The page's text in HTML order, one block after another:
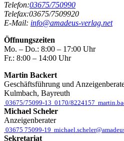
Telefon:03675/750990
Telefax:03675/7509920
E-Mail: info@amadeus-verlag.net
Öffnungszeiten
Mo. – Do.: 8:00 – 17:00 Uhr
Fr.: 8:00 – 14:00 Uhr
Martin Backert
Geschäftsführung und
Kulmbach, Bayreuth
03675/75099-13 0170/8224157
Michael Scheler
Anzeigenberater
03675 75099-19
Sekretariat